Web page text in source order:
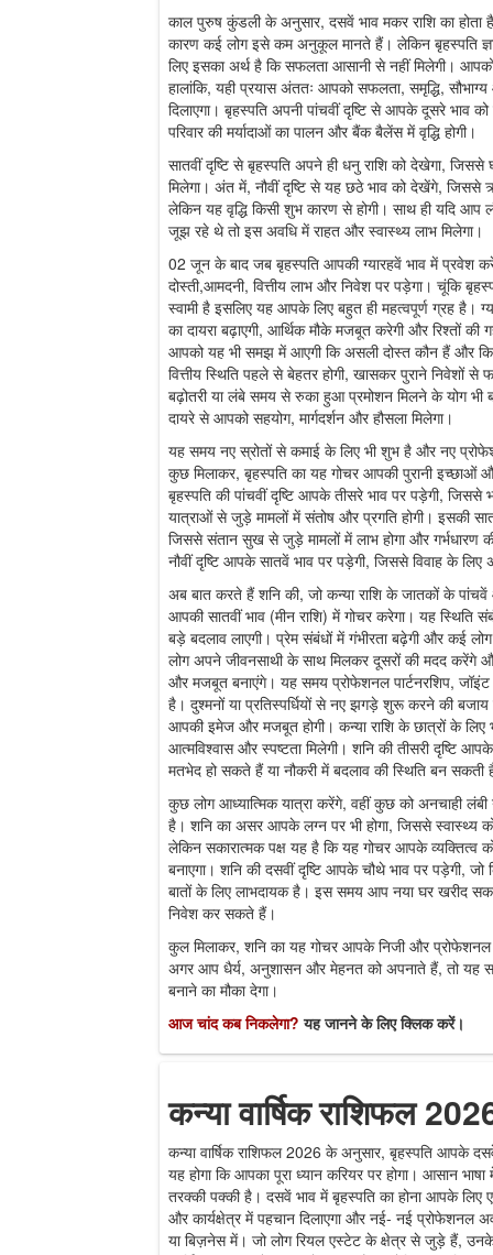
काल पुरुष कुंडली के अनुसार, दसवें भाव मकर राशि का होता
कारण कई लोग इसे कम अनुकूल मानते हैं। लेकिन बृहस्पति
लिए इसका अर्थ है कि सफलता आसानी से नहीं मिलेगी।
हालांकि, यही प्रयास अंततः आपको सफलता, समृद्धि,
दिलाएगा। बृहस्पति अपनी पांचवीं दृष्टि से आपके दूसरे भाव
परिवार की मर्यादाओं का पालन और बैंक बैलेंस में वृद्धि होगी।
सातवीं दृष्टि से बृहस्पति अपने ही धनु राशि को देखेगा,
मिलेगा। अंत में, नौवीं दृष्टि से यह छठे भाव को देखेंगे, जिससे
लेकिन यह वृद्धि किसी शुभ कारण से होगी। साथ ही यदि आप
जूझ रहे थे तो इस अवधि में राहत और स्वास्थ्य लाभ मिलेगा।
02 जून के बाद जब बृहस्पति आपकी ग्यारहवें भाव में प्रवेश
दोस्ती,आमदनी, वित्तीय लाभ और निवेश पर पड़ेगा। चूंकि
स्वामी है इसलिए यह आपके लिए बहुत ही महत्वपूर्ण ग्रह है।
का दायरा बढ़ाएगी, आर्थिक मौके मजबूत करेगी और रिश्तों
आपको यह भी समझ में आएगी कि असली दोस्त कौन हैं और
वित्तीय स्थिति पहले से बेहतर होगी, खासकर पुराने निवेशों
बढ़ोतरी या लंबे समय से रुका हुआ प्रमोशन मिलने के योग
दायरे से आपको सहयोग, मार्गदर्शन और हौसला मिलेगा।
यह समय नए स्रोतों से कमाई के लिए भी शुभ है और नए
कुछ मिलाकर, बृहस्पति का यह गोचर आपकी पुरानी इच्छाओं
बृहस्पति की पांचवीं दृष्टि आपके तीसरे भाव पर पड़ेगी, जिससे
यात्राओं से जुड़े मामलों में संतोष और प्रगति होगी। इसकी
जिससे संतान सुख से जुड़े मामलों में लाभ होगा और गर्भधारण
नौवीं दृष्टि आपके सातवें भाव पर पड़ेगी, जिससे विवाह के
अब बात करते हैं शनि की, जो कन्या राशि के जातकों के
आपकी सातवीं भाव (मीन राशि) में गोचर करेगा। यह स्थिति
बड़े बदलाव लाएगी। प्रेम संबंधों में गंभीरता बढ़ेगी और कई
लोग अपने जीवनसाथी के साथ मिलकर दूसरों की मदद करेंगे और
और मजबूत बनाएंगे। यह समय प्रोफेशनल पार्टनरशिप,
है। दुश्मनों या प्रतिस्पर्धियों से नए झगड़े शुरू करने की
आपकी इमेज और मजबूत होगी। कन्या राशि के छात्रों के लिए
आत्मविश्वास और स्पष्टता मिलेगी। शनि की तीसरी दृष्टि
मतभेद हो सकते हैं या नौकरी में बदलाव की स्थिति बन सकती
कुछ लोग आध्यात्मिक यात्रा करेंगे, वहीं कुछ को अनचाही
है। शनि का असर आपके लग्न पर भी होगा, जिससे स्वास्थ्य
लेकिन सकारात्मक पक्ष यह है कि यह गोचर आपके व्यक्तित्व
बनाएगा। शनि की दसवीं दृष्टि आपके चौथे भाव पर पड़ेगी,
बातों के लिए लाभदायक है। इस समय आप नया घर खरीद
निवेश कर सकते हैं।
कुल मिलाकर, शनि का यह गोचर आपके निजी और प्रोफेशनल
अगर आप धैर्य, अनुशासन और मेहनत को अपनाते हैं, तो यह
बनाने का मौका देगा।
आज चांद कब निकलेगा?यह जानने के लिए क्लिक करें।
कन्या वार्षिक राशिफल
कन्या वार्षिक राशिफल 2026 के अनुसार, बृहस्पति आपके
यह होगा कि आपका पूरा ध्यान करियर पर होगा। आसान
तरक्की पक्की है। दसवें भाव में बृहस्पति का होना आपके
और कार्यक्षेत्र में पहचान दिलाएगा और नई- नई प्रोफेशनल
या बिज़नेस में। जो लोग रियल एस्टेट के क्षेत्र से जुड़े हैं,